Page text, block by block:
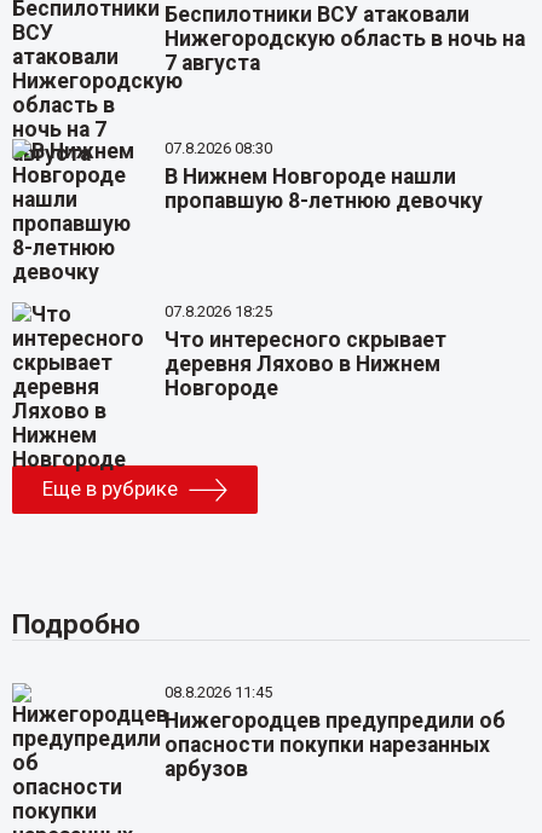
Беспилотники ВСУ атаковали
Нижегородскую область в ночь на
7 августа
07.8.2026 08:30
В Нижнем Новгороде нашли
пропавшую 8-летнюю девочку
07.8.2026 18:25
Что интересного скрывает
деревня Ляхово в Нижнем
Новгороде
Еще в рубрике
Подробно
08.8.2026 11:45
Нижегородцев предупредили об
опасности покупки нарезанных
арбузов